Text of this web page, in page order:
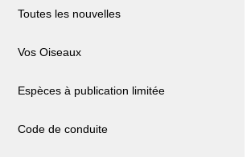
Toutes les nouvelles
Vos Oiseaux
Espèces à publication limitée
Code de conduite